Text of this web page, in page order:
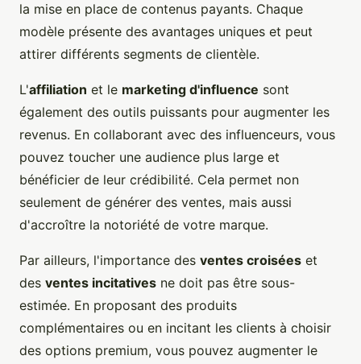
la mise en place de contenus payants. Chaque
modèle présente des avantages uniques et peut
attirer différents segments de clientèle.
L'affiliation et le marketing d'influence sont
également des outils puissants pour augmenter les
revenus. En collaborant avec des influenceurs, vous
pouvez toucher une audience plus large et
bénéficier de leur crédibilité. Cela permet non
seulement de générer des ventes, mais aussi
d'accroître la notoriété de votre marque.
Par ailleurs, l'importance des ventes croisées et
des ventes incitatives ne doit pas être sous-
estimée. En proposant des produits
complémentaires ou en incitant les clients à choisir
des options premium, vous pouvez augmenter le